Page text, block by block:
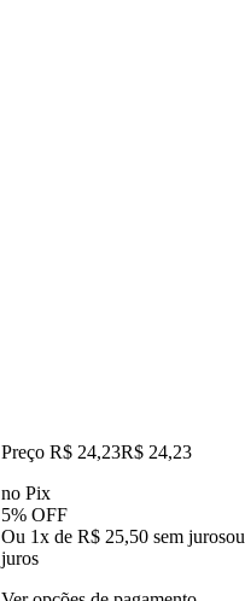
Preço R$ 24,23R$ 24,23
no Pix
5% OFF
Ou 1x de R$ 25,50 sem jurosou
juros